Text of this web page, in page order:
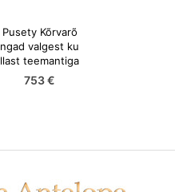
Pusety Kõrvarõ
ngad valgest ku
llast teemantiga
753 €